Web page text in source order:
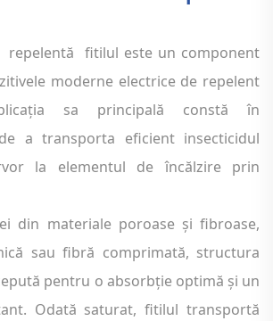
repelentă fitilul este un component
moderne electrice de repelent
sa principală constă în
a transporta eficient insecticidul
la elementul de încălzire prin
din materiale poroase și fibroase,
sau fibră comprimată, structura
pentru o absorbție optimă și un
Odată saturat, fitilul transportă